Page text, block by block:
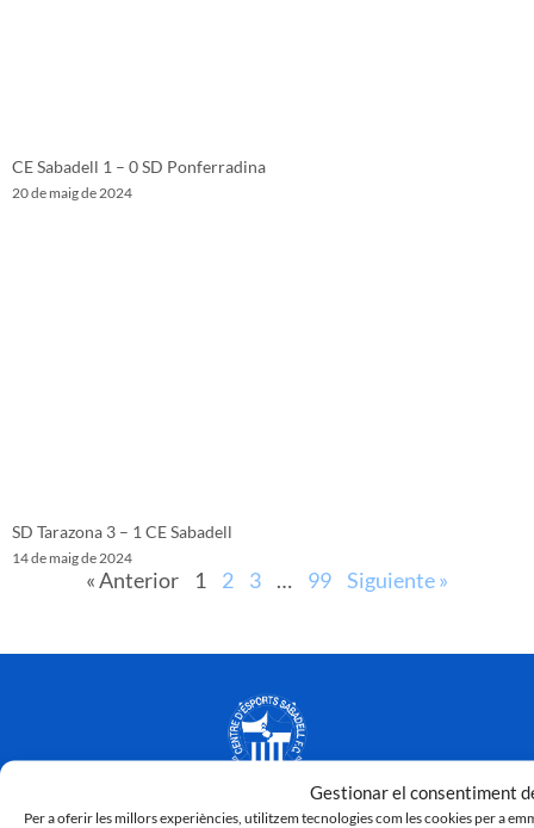
Gestionar el consentiment
Per a oferir les millors experiències, utilitzem tecnologies com les cookies per a
CE Sabadell 1 – 0 SD Ponferradina
20 de maig de 2024
SD Tarazona 3 – 1 CE Sabadell
14 de maig de 2024
« Anterior 1 2 3 … 99 Siguiente »